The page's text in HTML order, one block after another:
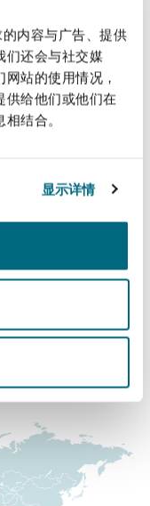
内容与广告、提供
们还会与社交媒
站的使用情况，
供给他们或他们在
结合。
显示详情
of